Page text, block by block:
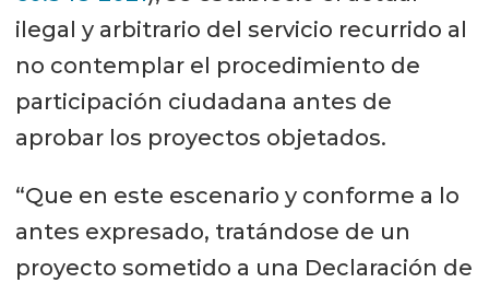
ilegal y arbitrario del servicio recurrido al
no contemplar el procedimiento de
participación ciudadana antes de
aprobar los proyectos objetados.
“Que en este escenario y conforme a lo
antes expresado, tratándose de un
proyecto sometido a una Declaración de